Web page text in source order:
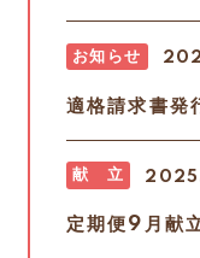
お知らせ
適格請求書発
献 立
定期便9月献